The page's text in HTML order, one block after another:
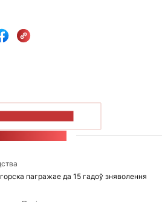
пагражае да 15 гадоў зняволення